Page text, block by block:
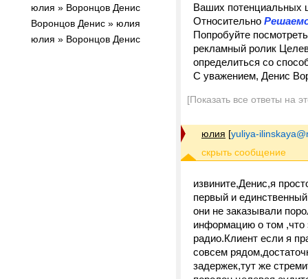
юлия » Воронцов Денис
Воронцов Денис » юлия
юлия » Воронцов Денис
Ваших потенциальных
Относительно
Попробуйте
рекламный ролик
определиться со
С уважением, Денис
[Показать все ответы на
юлия [yuliya-
извините,Денис,я
первый и
они не заказывали
информацию о том ,что
радио.Клиент если я
совсем
задержек,тут же